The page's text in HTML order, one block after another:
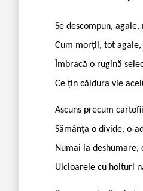
Se descompun,
Cum morții, tot agale,
Îmbracă o rugină
Ce țin căldura vie
Ascuns precum
Sămânța o divide, o-
Numai la deshumare,
Ulcioarele cu hoituri